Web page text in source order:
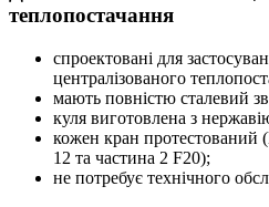
теплопостачання
спроектовані для
централізованого
мають повністю сталевий
куля виготовлена з
кожен кран протестований
12 та частина 2 F20);
не потребує технічного